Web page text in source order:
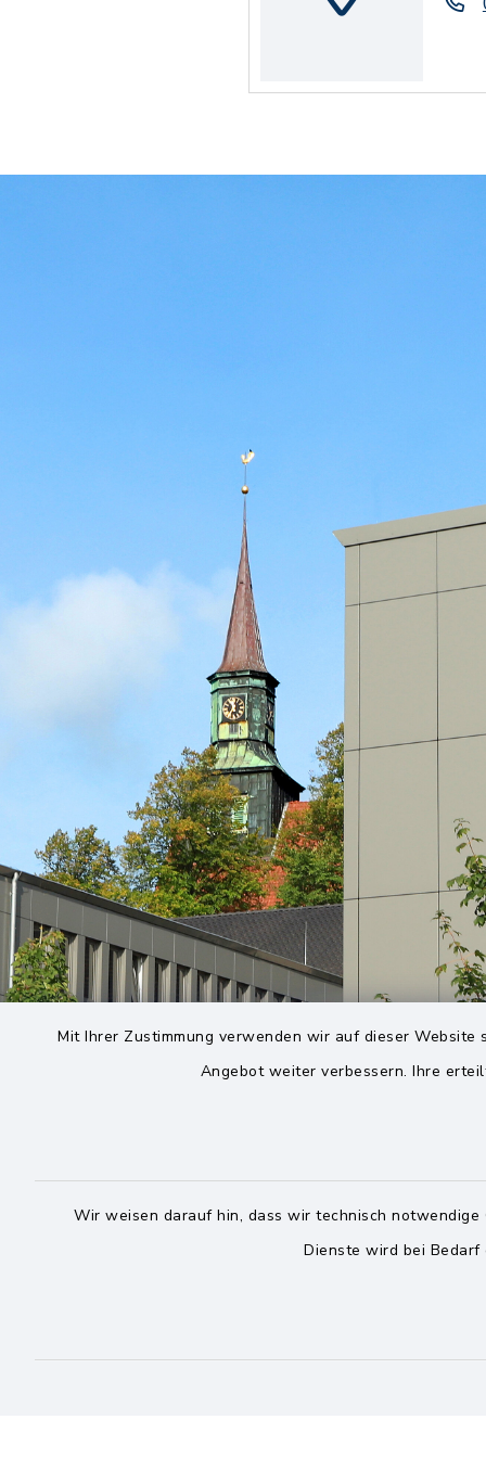
Mit Ihrer Zustimmung verwenden wir auf dieser
Angebot weiter verbessern. Ihre
Wir weisen darauf hin, dass wir technisch
Dienste wird bei